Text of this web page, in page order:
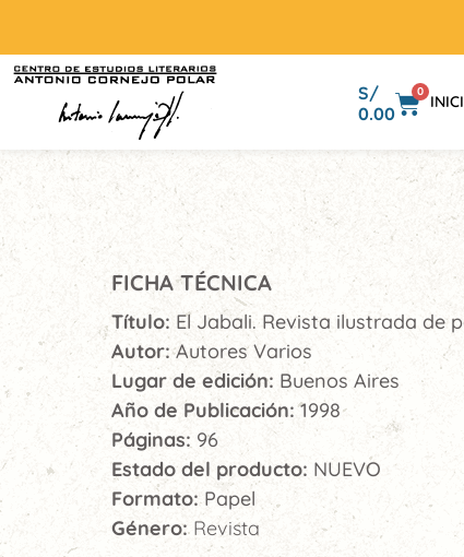
S/
0.00
0
FICHA TÉCNICA
Título: El Jabali. Revista ilustrada de
Autor:Autores Varios
Lugar de edición: Buenos Aires
Año de Publicación:1998
Páginas: 96
Estado del producto: NUEVO
Formato:Papel
Género:Revista